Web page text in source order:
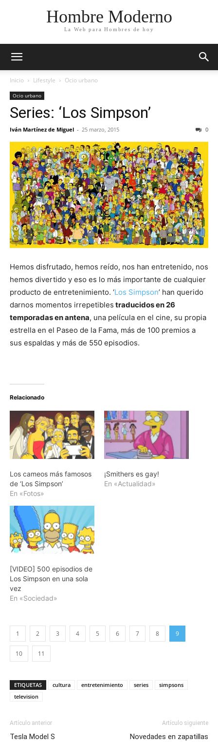
Hombre Moderno
La Web para Hombres de hoy
Inicio Lifestyle Ocio urbano
Ocio urbano
Series: ‘Los Simpson’
Iván Martínez de Miguel - 25 marzo, 2015 0
Hemos disfrutado, hemos reído, nos han entretenido, nos
hemos divertido y eso es lo más importante de cualquier
producto de entretenimiento. ‘Los Simpson’ han querido
darnos momentos irrepetibles traducidos en 26
temporadas en antena, una película en el cine, su propia
estrella en el Paseo de la Fama, más de 100 premios a
sus espaldas y más de 550 episodios.
Relacionado
Los cameos más famosos
de ‘Los Simpson’
En «Fotos»
¡Smithers es gay!
En «Actualidad»
[VIDEO] 500 episodios de
Los Simpson en una sola
vez
En «Sociedad»
1 2 3 4 5 6 7 8 9
10 11
ETIQUETAS cultura entretenimiento series
simpsons
television
Artículo anterior
Tesla Model S
Artículo siguiente
Novedades en zapatillas